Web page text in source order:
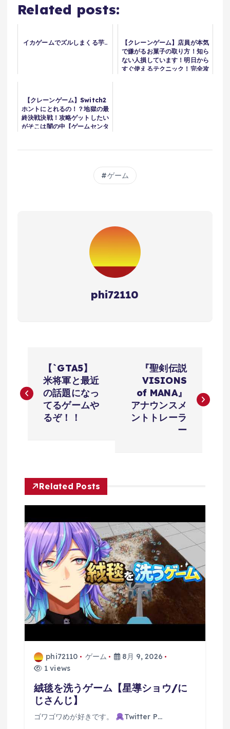
Related posts:
イカゲームでズルしまくる芋..
【クレーンゲーム】店員が本気
で嫌がるお菓子の取り方！知ら
ない人損しています！明日から
すぐ使えるテクニック！完全攻
【クレーンゲーム】Switch2
ホントにとれるの！？地獄の最
終決戦決戦！攻略ゲットしたい
がそこは闇の中【ゲームセンタ
ゲーム
phi72110
稿
ー
シ
ョ
ン
【`GTA5】
米将軍と最近
の話題になっ
てるゲームや
るぞ！！
『聖剣伝説
VISIONS
of MANA』
アナウンスメ
ントトレーラ
ー
Related Posts
phi72110 ゲーム
8月 9, 2026
1 views
絨毯を洗うゲーム【星導ショウ/に
じさんじ】
ゴワゴワめが好きです。 Twitter P…